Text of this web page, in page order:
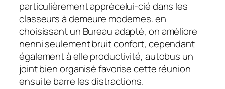
particulièrement apprécelui-cié dans les
classeurs à demeure modernes. en
choisissant un Bureau adapté, on améliore
nenni seulement bruit confort, cependant
également à elle productivité, autobus un
joint bien organisé favorise cette réunion
ensuite barre les distractions.